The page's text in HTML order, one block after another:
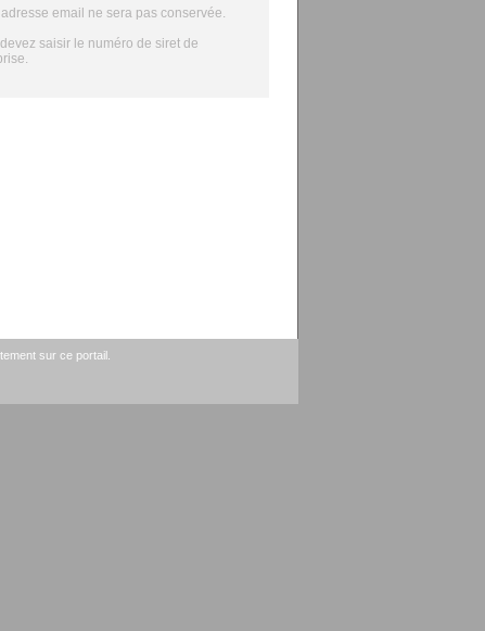
email ne sera pas conservée.
saisir le numéro de siret de
sur ce portail.